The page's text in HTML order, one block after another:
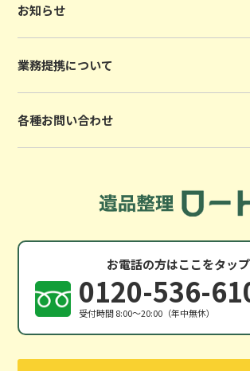
お知らせ
業務提携について
各種お問い合わせ
お電話の方はここをタップ
0120-536-
受付時間 8:00〜20:00（年中無休）